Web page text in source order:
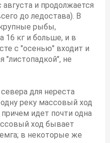
и продолжается
до ледостава). В
рыбы,
16 кг и больше, и в
с "осенью" входит и
"листопадкой", не
для нереста
реку массовый ход
идет почти одна
ход бывает
в некоторые же